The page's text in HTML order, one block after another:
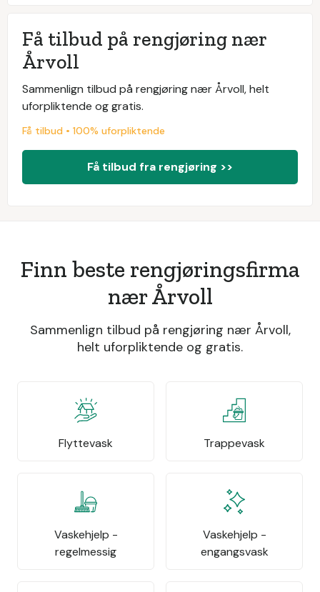
Få tilbud på rengjøring nær
Årvoll
Sammenlign tilbud på rengjøring nær Årvoll, helt
uforpliktende og gratis.
Få tilbud • 100% uforpliktende
Få tilbud fra rengjøring >>
Finn beste rengjøringsfirma
nær Årvoll
Sammenlign tilbud på rengjøring nær Årvoll,
helt uforpliktende og gratis.
Flyttevask Trappevask
Vaskehjelp -
regelmessig
Vaskehjelp -
engangsvask